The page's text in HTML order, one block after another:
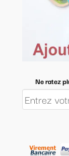
Ne ratez